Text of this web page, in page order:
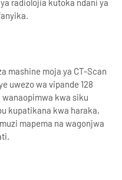
radiolojia kutoka ndani ya
mashine moja ya CT-Scan
uwezo wa vipande 128
kwa siku
kupatikana kwa haraka,
mapema na wagonjwa